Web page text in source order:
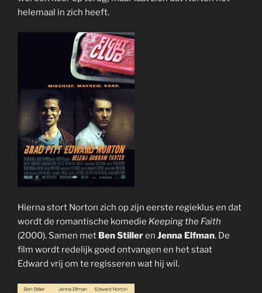
helemaal in zich heeft.
Hierna stort Norton zich op zijn eerste regieklus en dat
wordt de romantische komedie Keeping the Faith
(2000). Samen met Ben Stilleren Jenna Elfman. De
film wordt redelijk goed ontvangen en het staat
Edward vrij om te regisseren wat hij wil.